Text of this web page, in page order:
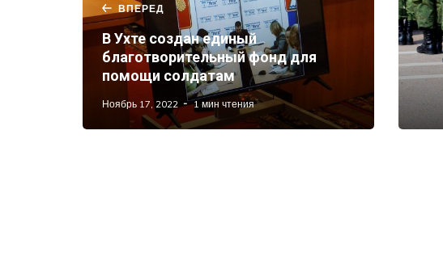
ВПЕРЕД
В Ухте создан единый
благотворительный фонд для
помощи солдатам
Ноябрь 17, 2022 1 мин чтения